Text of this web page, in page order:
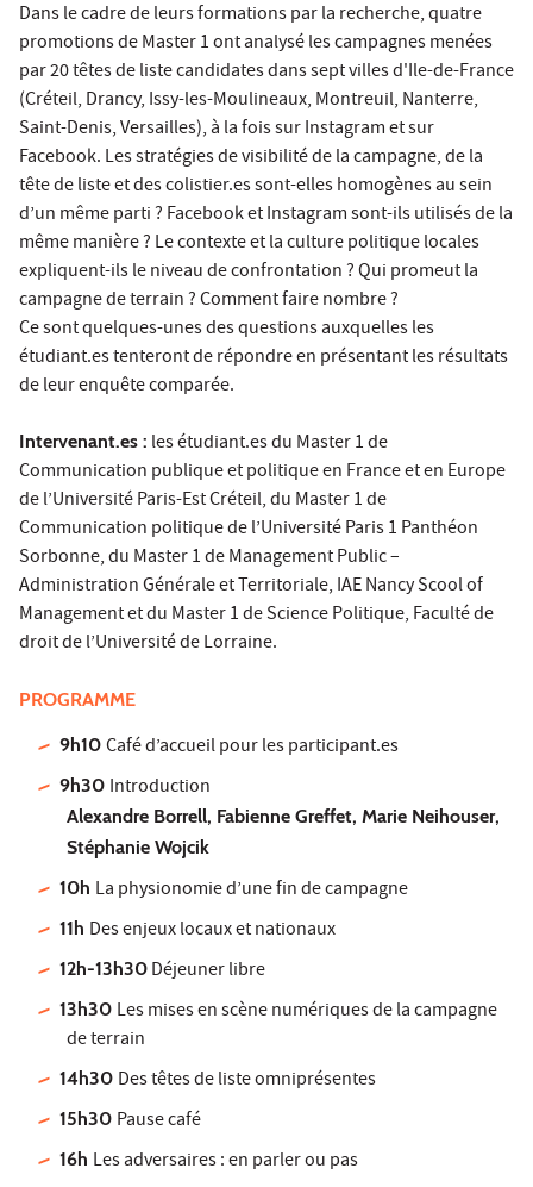
Dans le cadre de leurs formations par la recherche, quatre
promotions de Master 1 ont analysé les campagnes menées
par 20 têtes de liste candidates dans sept villes d'Ile-de-France
(Créteil, Drancy, Issy-les-Moulineaux, Montreuil, Nanterre,
Saint-Denis, Versailles), à la fois sur Instagram et sur
Facebook. Les stratégies de visibilité de la campagne, de la
tête de liste et des colistier.es sont-elles homogènes au sein
d’un même parti ? Facebook et Instagram sont-ils utilisés de la
même manière ? Le contexte et la culture politique locales
expliquent-ils le niveau de confrontation ? Qui promeut la
campagne de terrain ? Comment faire nombre ?
Ce sont quelques-unes des questions auxquelles les
étudiant.es tenteront de répondre en présentant les résultats
de leur enquête comparée.
Intervenant.es : les étudiant.es du Master 1 de
Communication publique et politique en France et en Europe
de l’Université Paris-Est Créteil, du Master 1 de
Communication politique de l’Université Paris 1 Panthéon
Sorbonne, du Master 1 de Management Public –
Administration Générale et Territoriale, IAE Nancy Scool of
Management et du Master 1 de Science Politique, Faculté de
droit de l’Université de Lorraine.
PROGRAMME
9h10Café d’accueil pour les participant.es
9h30 Introduction
Alexandre Borrell, Fabienne Greffet, Marie Neihouser,
Stéphanie Wojcik
10h La physionomie d’une fin de campagne
11h Des enjeux locaux et nationaux
12h-13h30 Déjeuner libre
13h30 Les mises en scène numériques de la campagne
de terrain
14h30 Des têtes de liste omniprésentes
15h30 Pause café
16h Les adversaires : en parler ou pas